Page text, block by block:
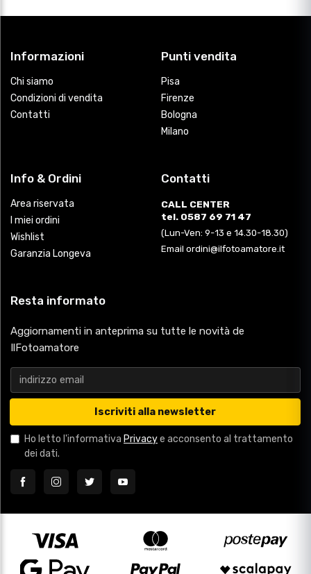
Informazioni
Chi siamo
Condizioni di vendita
Contatti
Punti vendita
Pisa
Firenze
Bologna
Milano
Info & Ordini
Area riservata
I miei ordini
Wishlist
Garanzia Longeva
Contatti
CALL CENTER
tel. 0587 69 71 47
(Lun-Ven: 9-13 e 14.30-18.30)
Email ordini@ilfotoamatore.it
Resta informato
Aggiornamenti in anteprima su tutte le novità de
IlFotoamatore
Iscriviti alla newsletter
Ho letto l'informativa Privacye acconsento al trattamento
dei dati.